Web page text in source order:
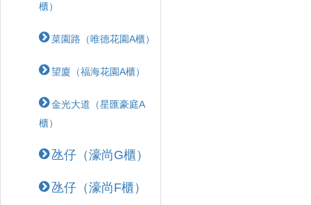
櫃）
菜園路（唯德花園A櫃）
望廈（福海花園A櫃）
金光大道（星匯豪庭A
櫃）
氹仔（濠尚G櫃）
氹仔（濠尚F櫃）